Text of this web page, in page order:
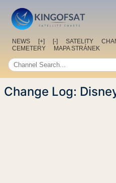
NEWS [+] [-] SATELITY
CEMETERY
MAPA STRÁNEK
Change Log: